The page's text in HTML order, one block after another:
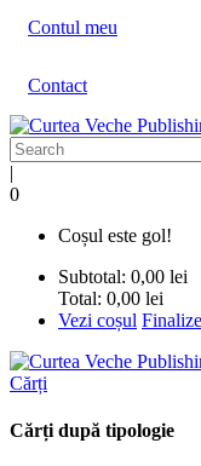
Contul meu
Contact
|
0
Coșul este gol!
Subtotal: 0,00 lei
Total: 0,00 lei
Vezi coșul
Cărți
Cărți după tipologie